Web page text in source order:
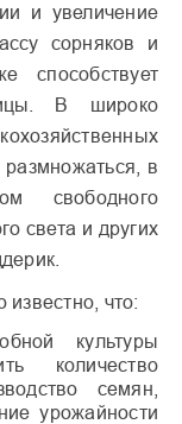
и увеличение
сорняков и
способствует
В широко
в
свободного
света и других
известно, что:
культуры
количество
семян,
урожайности